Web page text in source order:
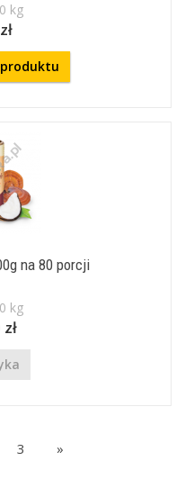
kg
na 80 porcji
kg
3 »